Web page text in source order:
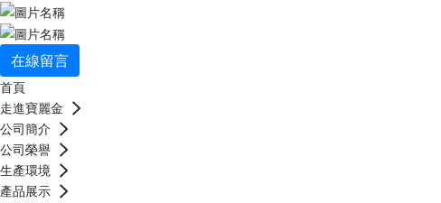
在線留言
首頁
走進寶麗金
公司簡介
公司榮譽
生產環境
產品展示